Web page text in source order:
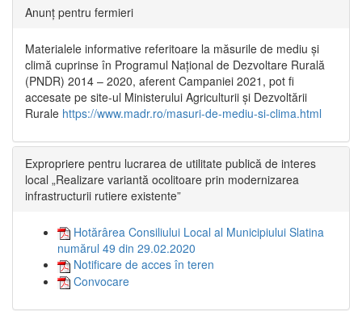
Anunț pentru fermieri
Materialele informative referitoare la măsurile de mediu și
climă cuprinse în Programul Național de Dezvoltare Rurală
(PNDR) 2014 – 2020, aferent Campaniei 2021, pot fi
accesate pe site-ul Ministerului Agriculturii și Dezvoltării
Rurale https://www.madr.ro/masuri-de-mediu-si-clima.html
Expropriere pentru lucrarea de utilitate publică de interes
local „Realizare variantă ocolitoare prin modernizarea
infrastructurii rutiere existente”
Hotărârea Consiliului Local al Municipiului Slatina
numărul 49 din 29.02.2020
Notificare de acces în teren
Convocare